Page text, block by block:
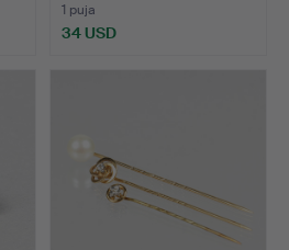
1 puja
34 USD